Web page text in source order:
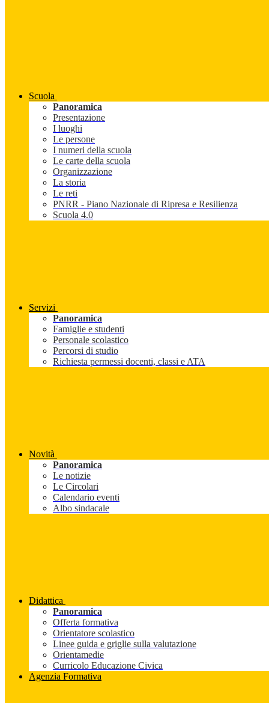
Scuola
Panoramica
Presentazione
I luoghi
Le persone
I numeri della scuola
Le carte della scuola
Organizzazione
La storia
Le reti
PNRR - Piano Nazionale di Ripresa e Resilienza
Scuola 4.0
Servizi
Panoramica
Famiglie e studenti
Personale scolastico
Percorsi di studio
Richiesta permessi docenti, classi e ATA
Novità
Panoramica
Le notizie
Le Circolari
Calendario eventi
Albo sindacale
Didattica
Panoramica
Offerta formativa
Orientatore scolastico
Linee guida e griglie sulla valutazione
Orientamedie
Curricolo Educazione Civica
Agenzia Formativa